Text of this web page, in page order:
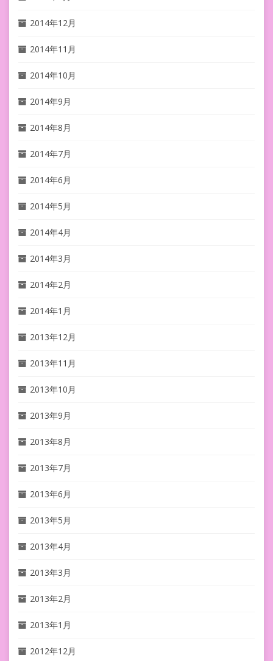
2014年12月
2014年11月
2014年10月
2014年9月
2014年8月
2014年7月
2014年6月
2014年5月
2014年4月
2014年3月
2014年2月
2014年1月
2013年12月
2013年11月
2013年10月
2013年9月
2013年8月
2013年7月
2013年6月
2013年5月
2013年4月
2013年3月
2013年2月
2013年1月
2012年12月